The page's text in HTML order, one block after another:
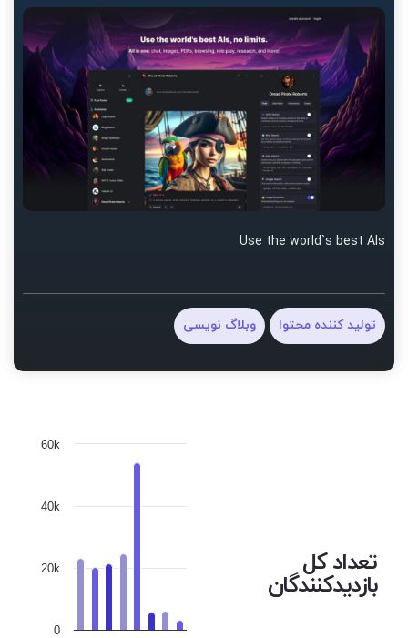
Use the world`s best AIs
تولید کننده محتوا وبلاگ نویسی
تعداد کل
بازدیدکنندگان
0
20k
40k
60k